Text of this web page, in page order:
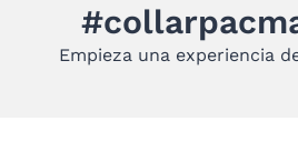
Empieza una experiencia